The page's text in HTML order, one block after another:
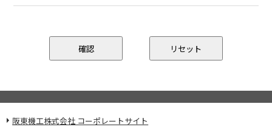
阪東機工株式会社 コーポレートサイト